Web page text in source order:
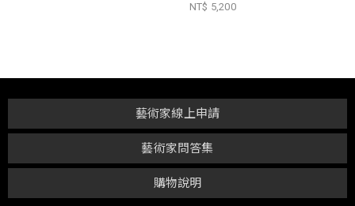
NT$ 5,200
購物說明
藝術家問答集
藝術家線上申請